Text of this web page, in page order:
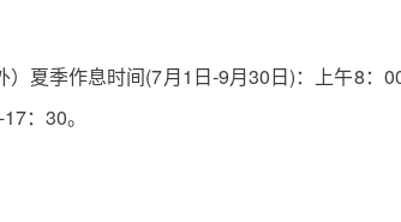
夏季作息时间(7月1日-9月30日)：上午8
：30。